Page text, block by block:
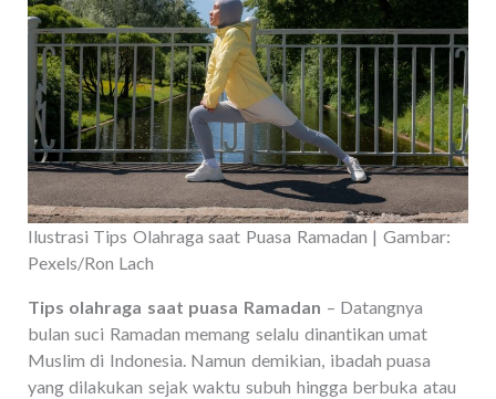
Ilustrasi Tips Olahraga saat Puasa Ramadan | Gambar:
Pexels/Ron Lach
Tips olahraga saat puasa Ramadan – Datangnya
bulan suci Ramadan memang selalu dinantikan umat
Muslim di Indonesia. Namun demikian, ibadah puasa
yang dilakukan sejak waktu subuh hingga berbuka atau